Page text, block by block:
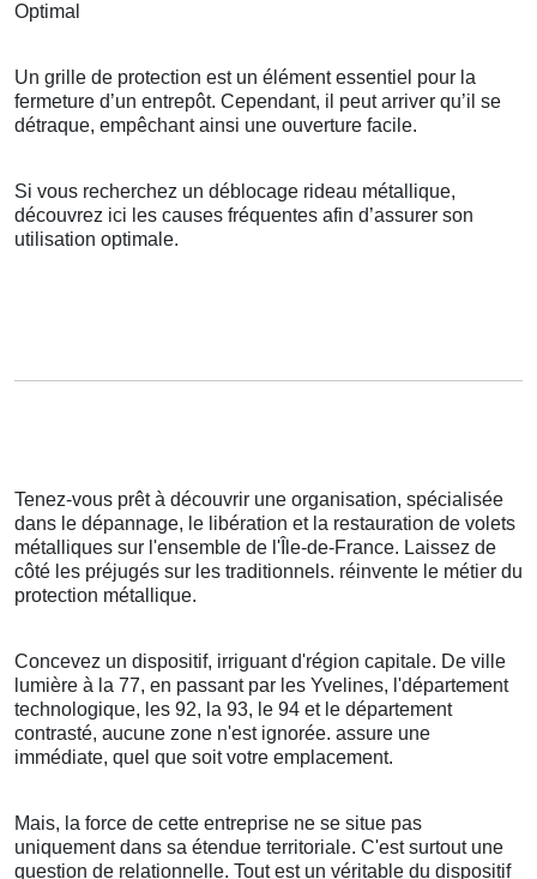
Optimal
Un grille de protection est un élément essentiel pour la
fermeture d’un entrepôt. Cependant, il peut arriver qu’il se
détraque, empêchant ainsi une ouverture facile.
Si vous recherchez un déblocage rideau métallique,
découvrez ici les causes fréquentes afin d’assurer son
utilisation optimale.
Tenez-vous prêt à découvrir une organisation, spécialisée
dans le dépannage, le libération et la restauration de volets
métalliques sur l'ensemble de l'Île-de-France. Laissez de
côté les préjugés sur les traditionnels. réinvente le métier du
protection métallique.
Concevez un dispositif, irriguant d'région capitale. De ville
lumière à la 77, en passant par les Yvelines, l'département
technologique, les 92, la 93, le 94 et le département
contrasté, aucune zone n'est ignorée. assure une
immédiate, quel que soit votre emplacement.
Mais, la force de cette entreprise ne se situe pas
uniquement dans sa étendue territoriale. C'est surtout une
question de relationnelle. Tout est un véritable du dispositif